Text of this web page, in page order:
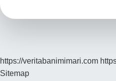
https://veritabanimimari.com
Sitemap